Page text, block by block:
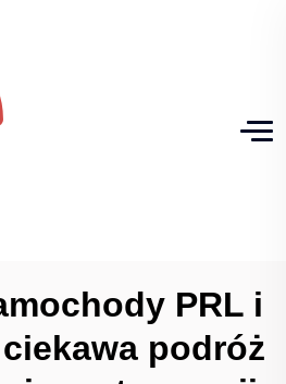
PRL i
podróż